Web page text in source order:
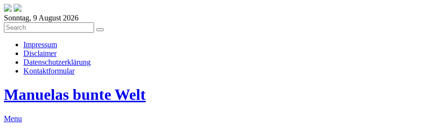
Sonntag, 9 August 2026
Impressum
Disclaimer
Datenschutzerklärung
Kontaktformular
Manuelas bunte Welt
Menu